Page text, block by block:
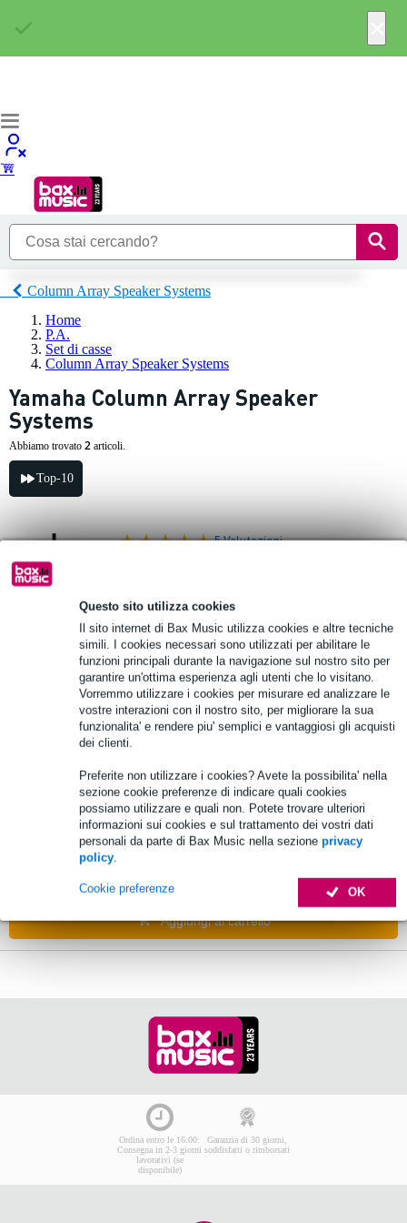
Questo sito utilizza cookies
Il sito internet di Bax Music utilizza cookies e altre tecniche
simili. I cookies necessari sono utilizzati per abilitare le
funzioni principali durante la navigazione sul nostro sito per
garantire un'ottima esperienza agli utenti che lo visitano.
Vorremmo utilizzare i cookies per misurare ed analizzare le
vostre interazioni con il nostro sito, per migliorare la sua
funzionalita' e rendere piu' semplici e vantaggiosi gli acquisti
dei clienti.
Preferite non utilizzare i cookies? Avete la possibilita' nella
sezione cookie preferenze di indicare quali cookies
possiamo utilizzare e quali non. Potete trovare ulteriori
informazioni sui cookies e sul trattamento dei vostri dati
personali da parte di Bax Music nella sezione privacy
policy.
OK
Cookie preferenze
Column Array Speaker Systems
Home
P.A.
Set di casse
Column Array Speaker Systems
Yamaha Column Array Speaker
Systems
Abbiamo trovato 2 articoli.
Top-10
5 Valutazioni
PA System
Prezzo consigliato 1.642,00 € 1.137,00 €
Ordina subito e riceverai il prodotto in 6
settimane
Aggiungi al carrello
Yamaha DXL1K Active Column PA System
Prezzo consigliato 969,00 €
Tempi di consegna non disponibili
Aggiungi al carrello
Ordina entro le 16:00:
Consegna in 2-3 giorni
lavorativi (se
disponibile)
Garanzia di 30 giorni,
soddisfatti o rimborsati